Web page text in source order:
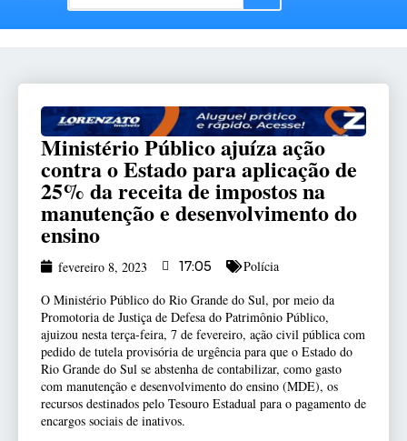
Ministério Público ajuíza ação
contra o Estado para aplicação de
25% da receita de impostos na
manutenção e desenvolvimento do
ensino
fevereiro 8, 2023 17:05
Polícia
O Ministério Público do Rio Grande do Sul, por meio da
Promotoria de Justiça de Defesa do Patrimônio Público,
ajuizou nesta terça-feira, 7 de fevereiro, ação civil pública com
pedido de tutela provisória de urgência para que o Estado do
Rio Grande do Sul se abstenha de contabilizar, como gasto
com manutenção e desenvolvimento do ensino (MDE), os
recursos destinados pelo Tesouro Estadual para o pagamento de
encargos sociais de inativos.